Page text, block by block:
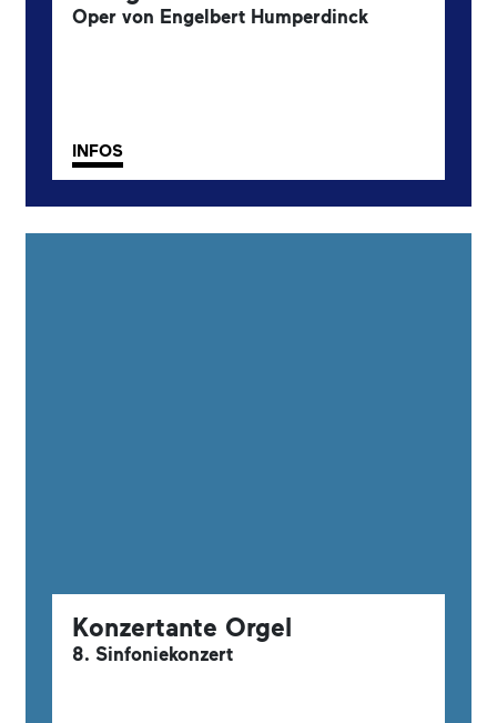
Oper von Engelbert Humperdinck
INFOS
Konzertante Orgel
8. Sinfoniekonzert